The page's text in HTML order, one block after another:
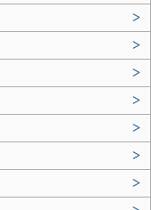
>
>
>
>
>
>
>